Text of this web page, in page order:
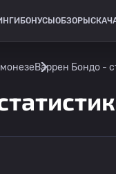
БОНУСЫ ОБЗОРЫ
Варрен Бондо -